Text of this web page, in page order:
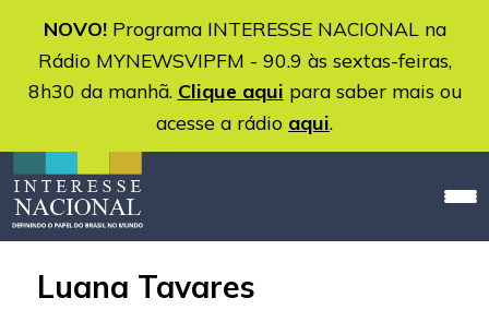
NOVO!Programa INTERESSE NACIONAL na
Rádio MYNEWSVIPFM - 90.9 às sextas-feiras,
8h30 da manhã. Clique aqui para saber mais ou
acesse a rádio aqui.
Luana Tavares